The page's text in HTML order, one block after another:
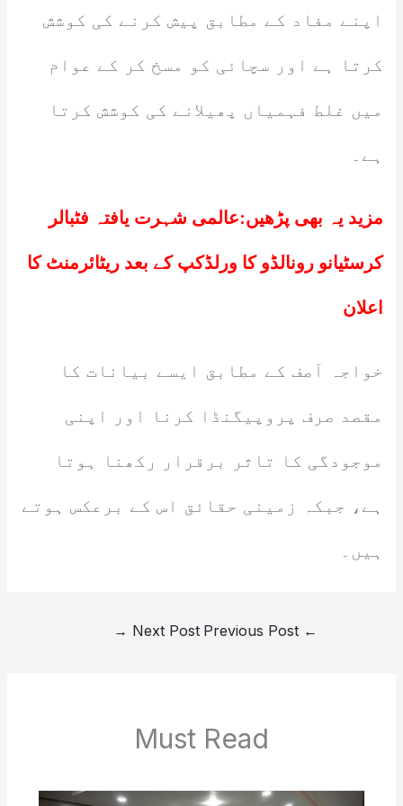
اپنے مفاد کے مطابق پیش کرنے کی کوشش
کرتا ہے اور سچائی کو مسخ کر کے عوام
میں غلط فہمیاں پھیلانے کی کوشش کرتا
ہے۔
مزید یہ بھی پڑھیں:عالمی شہرت یافتہ فٹبالر
کرسٹیانو رونالڈو کا ورلڈکپ کے بعد ریٹائرمنٹ کا
اعلان
خواجہ آصف کے مطابق ایسے بیانات کا
مقصد صرف پروپیگنڈا کرنا اور اپنی
موجودگی کا تاثر برقرار رکھنا ہوتا
ہے، جبکہ زمینی حقائق اس کے برعکس ہوتے
ہیں۔
←
Next Post
→
Must Read